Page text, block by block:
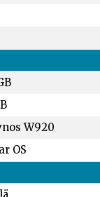
W920
OS